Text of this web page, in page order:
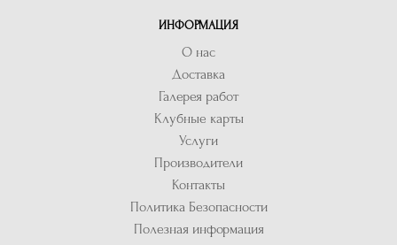
ИНФОРМАЦИЯ
О нас
Доставка
Галерея работ
Клубные карты
Услуги
Производители
Контакты
Политика Безопасности
Полезная информация